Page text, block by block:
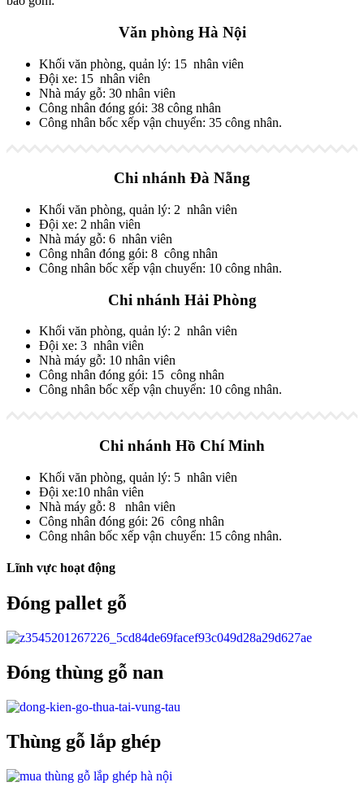
Văn phòng Hà Nội
Khối văn phòng, quản lý: 15 nhân viên
Đội xe: 15 nhân viên
Nhà máy gỗ: 30 nhân viên
Công nhân đóng gói: 38 công nhân
Công nhân bốc xếp vận chuyển: 35 công nhân.
Chi nhánh Đà Nẵng
Khối văn phòng, quản lý: 2 nhân viên
Đội xe: 2 nhân viên
Nhà máy gỗ: 6 nhân viên
Công nhân đóng gói: 8 công nhân
Công nhân bốc xếp vận chuyển: 10 công nhân.
Chi nhánh Hải Phòng
Khối văn phòng, quản lý: 2 nhân viên
Đội xe: 3 nhân viên
Nhà máy gỗ: 10 nhân viên
Công nhân đóng gói: 15 công nhân
Công nhân bốc xếp vận chuyển: 10 công nhân.
Chi nhánh Hồ Chí Minh
Khối văn phòng, quản lý: 5 nhân viên
Đội xe:10 nhân viên
Nhà máy gỗ: 8 nhân viên
Công nhân đóng gói: 26 công nhân
Công nhân bốc xếp vận chuyển: 15 công nhân.
Lĩnh vực hoạt động
Đóng pallet gỗ
Đóng thùng gỗ nan
Thùng gỗ lắp ghép